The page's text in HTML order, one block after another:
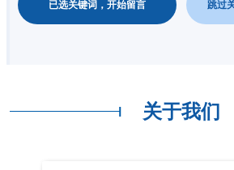
已选关键词，开始留言 跳过
关于我们